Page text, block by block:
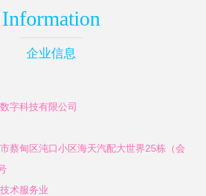
Information
企业信息
字科技有限公司
蔡甸区沌口小区海天汽配大世界25栋（会
术服务业